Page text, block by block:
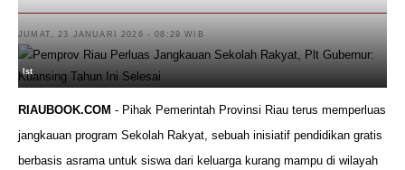
JUMAT, 23 JANUARI 2026 - 08:29 WIB
Ist
RIAUBOOK.COM - Pihak Pemerintah Provinsi Riau terus memperluas
jangkauan program Sekolah Rakyat, sebuah inisiatif pendidikan gratis
berbasis asrama untuk siswa dari keluarga kurang mampu di wilayah